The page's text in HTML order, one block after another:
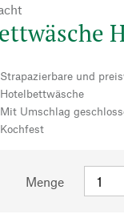
Strapazierbare und
Hotelbettwäsche
Mit Umschlag
Kochfest
Menge